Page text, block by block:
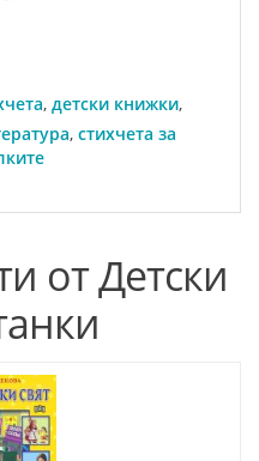
, детски книжки,
, стихчета за
от Детски